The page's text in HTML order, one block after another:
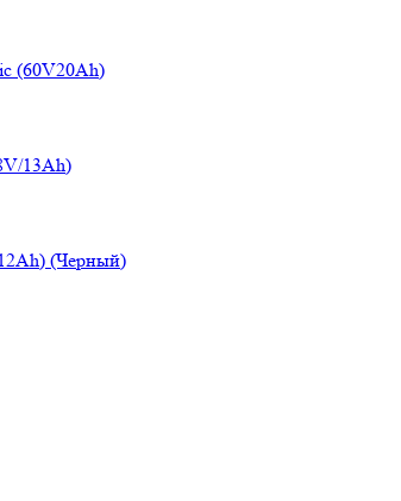
(60V20Ah)
13Ah)
(Черный)